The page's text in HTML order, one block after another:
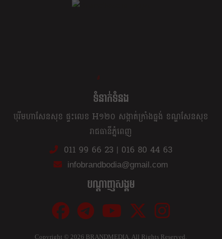
ទំនាក់ទំនង
បុរីមហាសែនសុខ ផ្ទះលេខ H១២០ សង្កាត់ក្រាំងធ្នង់ ខណ្ឌសែនសុខ
រាជធានីភ្នំពេញ
011 99 66 23 | 016 80 44 63
infobrandbodia@gmail.com
បណ្ដាញសង្គម
Copyright ©2026 BRANDMEDIA. All Rights Reserved.